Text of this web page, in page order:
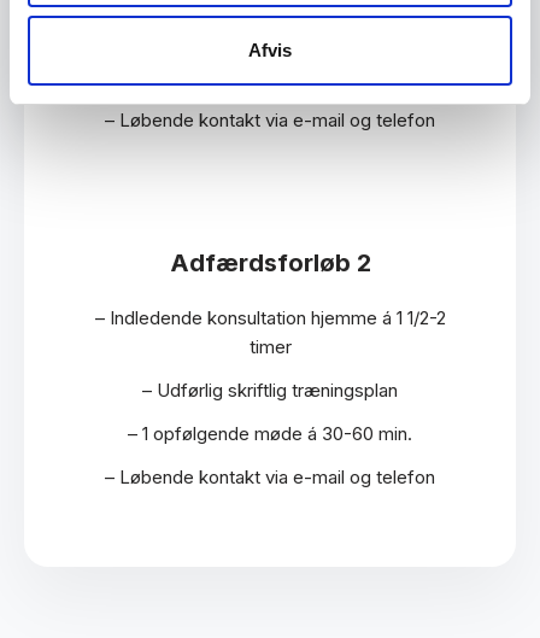
Afvis
– Løbende kontakt via e-mail og telefon
Adfærdsforløb 2
– Indledende konsultation hjemme á 1 1/2-2
timer
– Udførlig skriftlig træningsplan
– 1 opfølgende møde á 30-60 min.
– Løbende kontakt via e-mail og telefon